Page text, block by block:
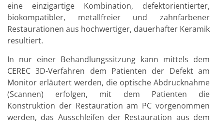
eine einzigartige Kombination, defektorientierter,
biokompatibler, metallfreier und zahnfarbener
Restaurationen aus hochwertiger, dauerhafter Keramik
resultiert.
In nur einer Behandlungssitzung kann mittels dem
CEREC 3D-Verfahren dem Patienten der Defekt am
Monitor erläutert werden, die optische Abdrucknahme
(Scannen) erfolgen, mit dem Patienten die
Konstruktion der Restauration am PC vorgenommen
werden, das Ausschleifen der Restauration aus dem